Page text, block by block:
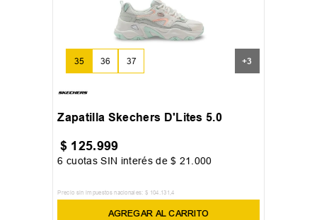
35 36 37 +3
Zapatilla Skechers D'Lites 5.0
$ 125.999
6 cuotas SIN interés de$ 21 000
Precio sin impuestos nacionales: $ 104 .131 ,4
AGREGAR AL CARRITO